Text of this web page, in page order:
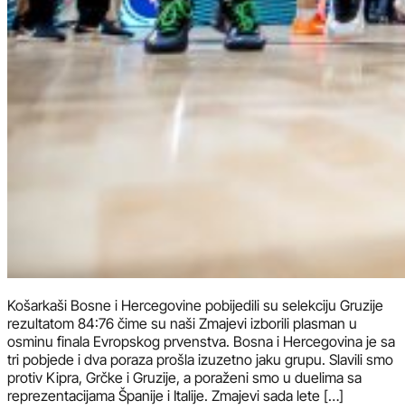
Košarkaši Bosne i Hercegovine pobijedili su selekciju Gruzije
rezultatom 84:76 čime su naši Zmajevi izborili plasman u
osminu finala Evropskog prvenstva. Bosna i Hercegovina je sa
tri pobjede i dva poraza prošla izuzetno jaku grupu. Slavili smo
protiv Kipra, Grčke i Gruzije, a poraženi smo u duelima sa
reprezentacijama Španije i Italije. Zmajevi sada lete […]